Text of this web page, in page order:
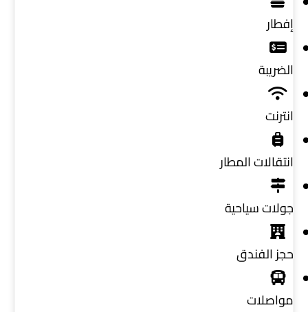
إفطار
الضريبة
انترنت
انتقالات المطار
جولات سياحية
حجز الفندق
مواصلات